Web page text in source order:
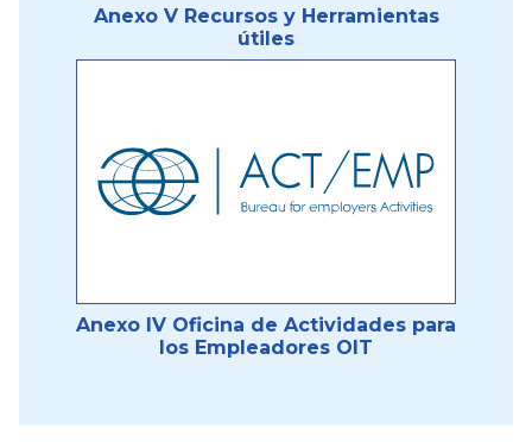
Anexo V Recursos y Herramientas
útiles
Anexo IV Oficina de Actividades para
los Empleadores OIT